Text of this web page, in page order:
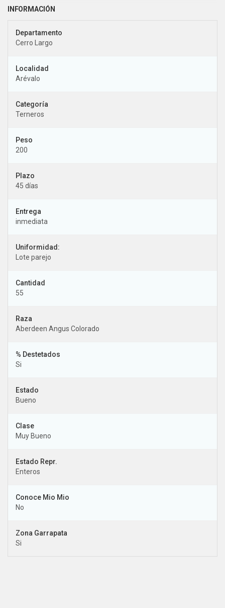
Cerro Largo
Arévalo
Terneros
200
Plazo
45 días
inmediata
Uniformidad:
Lote parejo
55
Aberdeen Angus Colorado
% Destetados
Si
Bueno
Clase
Muy Bueno
Estado Repr.
Enteros
Conoce Mio Mio
No
Zona Garrapata
Si